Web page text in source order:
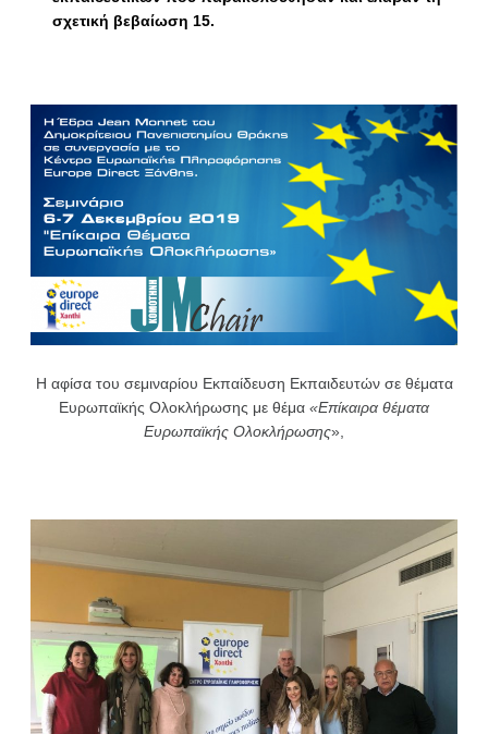
σχετική βεβαίωση 15.
Η αφίσα του σεμιναρίου Εκπαίδευση Εκπαιδευτών σε θέματα
Ευρωπαϊκής Ολοκλήρωσης με θέμα «Επίκαιρα θέματα
Ευρωπαϊκής Ολοκλήρωσης»,